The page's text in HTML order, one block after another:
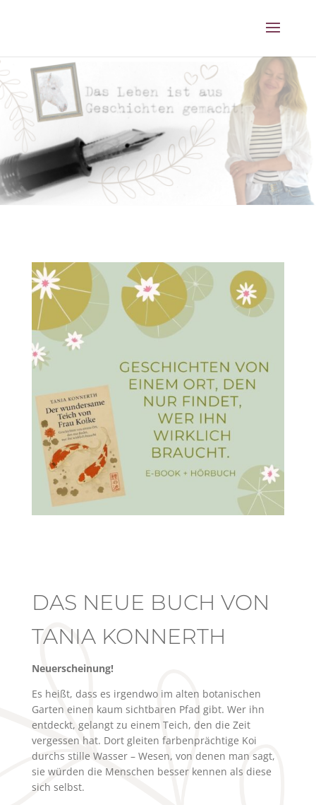
DAS NEUE BUCH VON
TANIA KONNERTH
Neuerscheinung!
Es heißt, dass es irgendwo im alten botanischen
Garten einen kaum sichtbaren Pfad gibt. Wer ihn
entdeckt, gelangt zu einem Teich, den die Zeit
vergessen hat. Dort gleiten farbenprächtige Koi
durchs stille Wasser – Wesen, von denen man sagt,
sie würden die Menschen besser kennen als diese
sich selbst.